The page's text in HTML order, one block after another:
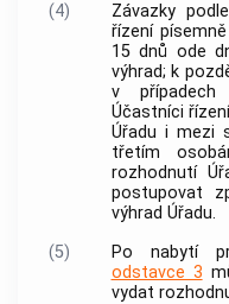
(4)
Závazky
řízení
15 dnů ode
výhrad; k
v případech
Účastníci
Úřadu i mezi
třetím
rozhodnutí
postupovat
výhrad Úřadu.
(5)
Po nabytí
odstavce 3
vydat